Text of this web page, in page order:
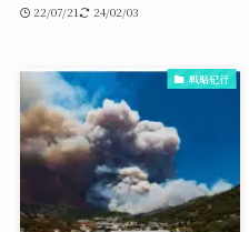
22/07/21 24/02/03
戦略紀行